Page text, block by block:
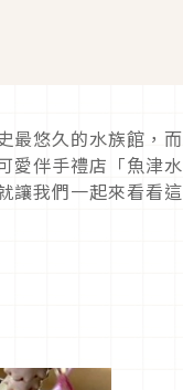
最悠久的水族館，而
愛伴手禮店「魚津水
讓我們一起來看看這